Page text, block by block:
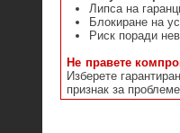
Липса на
Блокиране на
Риск поради
Не правете
Изберете
признак за